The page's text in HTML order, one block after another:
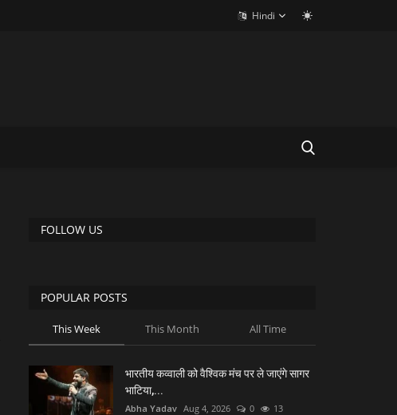
Hindi
FOLLOW US
POPULAR POSTS
This Week This Month All Time
भारतीय कव्वाली को वैश्विक मंच पर ले जाएंगे सागर
भाटिया,...
Abha Yadav Aug 4, 2026 0 13